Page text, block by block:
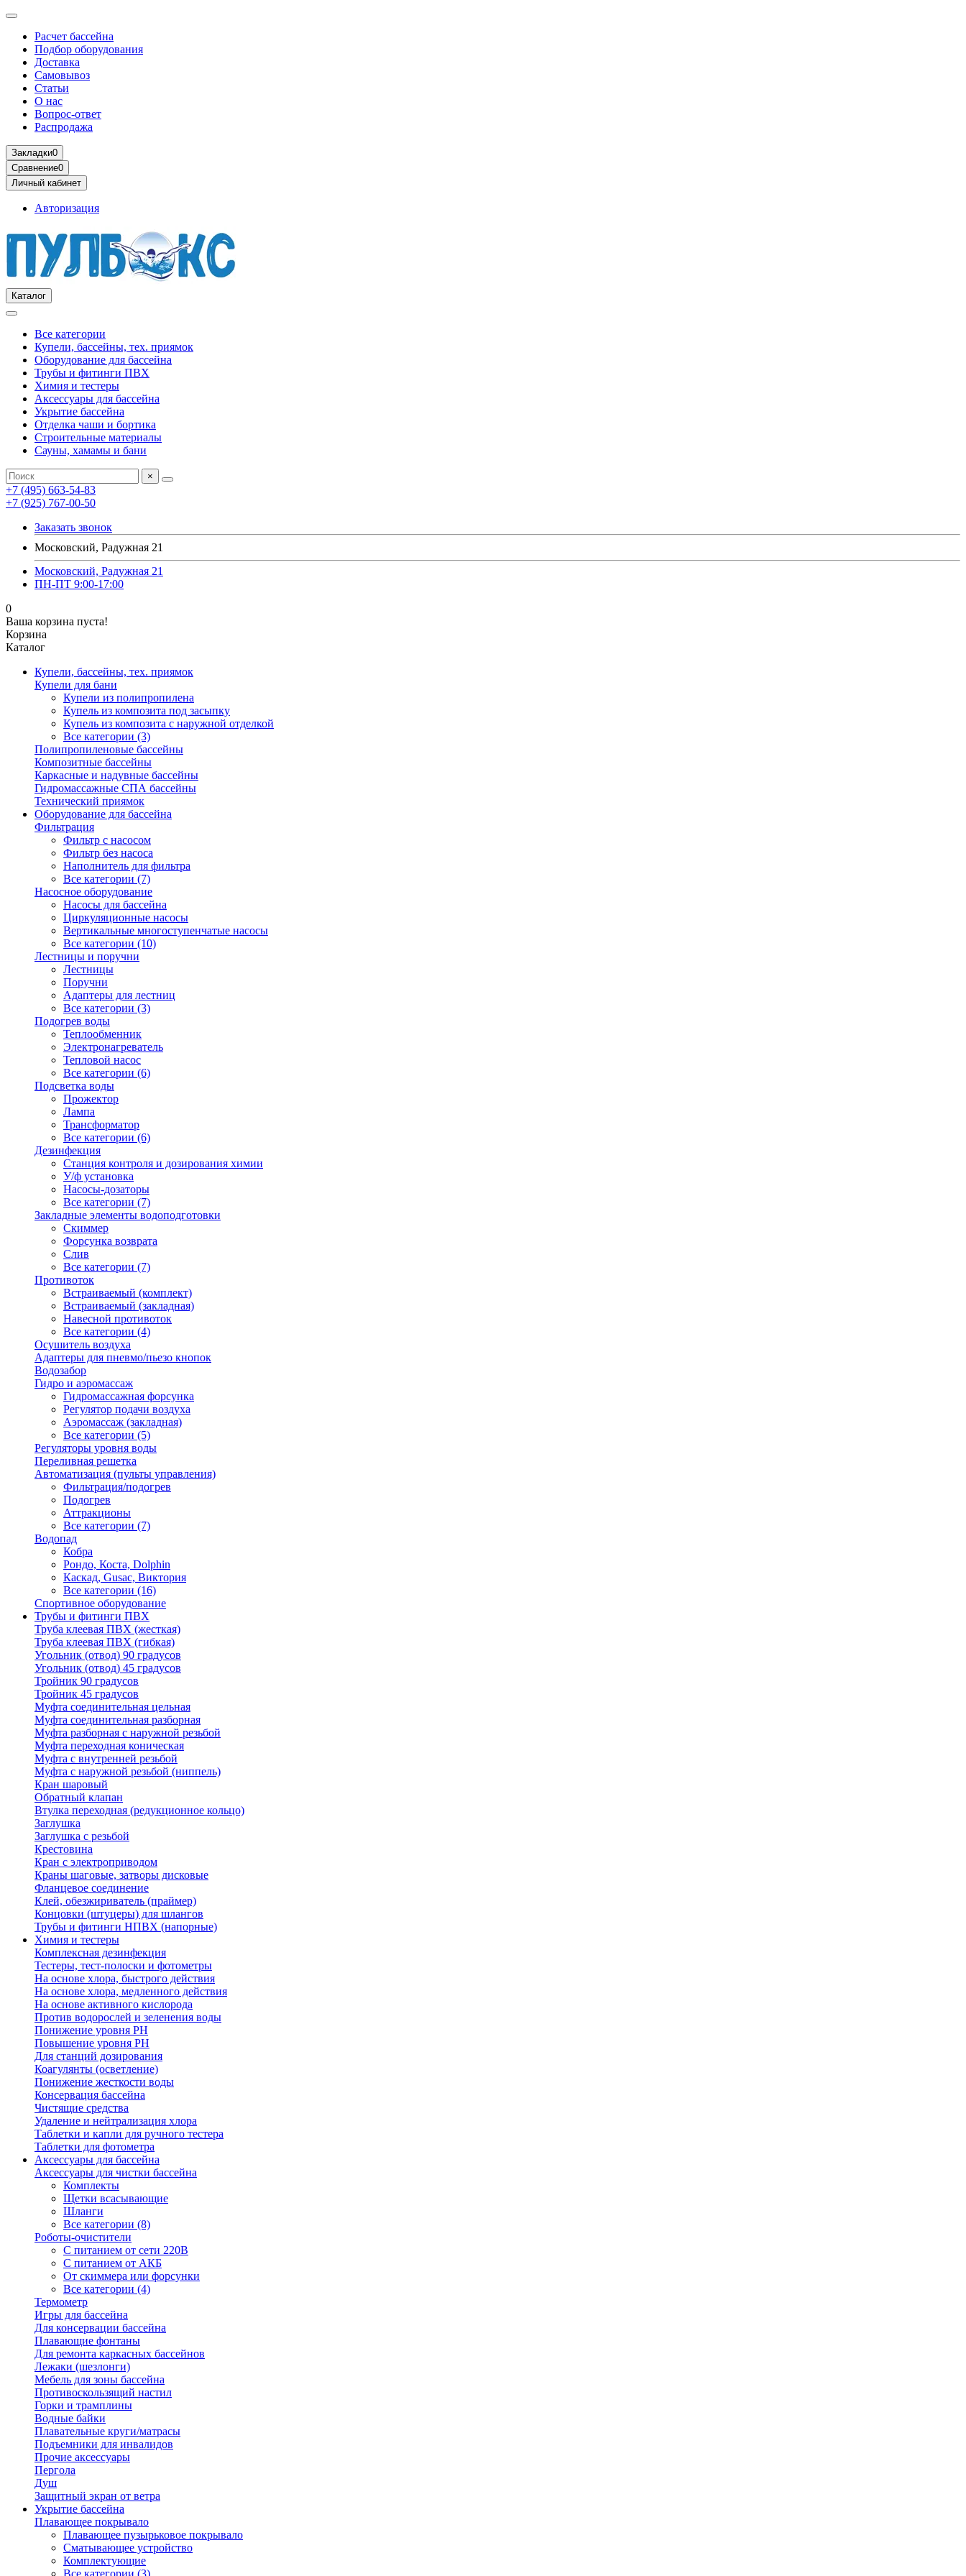
Расчет бассейна
Подбор оборудования
Доставка
Самовывоз
Статьи
О нас
Вопрос-ответ
Распродажа
Закладки0
Сравнение0
Личный кабинет
Авторизация
Каталог
Все категории
Купели, бассейны, тех. приямок
Оборудование для бассейна
Трубы и фитинги ПВХ
Химия и тестеры
Аксессуары для бассейна
Укрытие бассейна
Отделка чаши и бортика
Строительные материалы
Сауны, хамамы и бани
×
+7 (495) 663-54-83
+7 (925) 767-00-50
Заказать звонок
Московский, Радужная 21
Московский, Радужная 21
ПН-ПТ 9:00-17:00
0
Ваша корзина пуста!
Корзина
Каталог
Купели, бассейны, тех. приямок
Купели для бани
Купели из полипропилена
Купель из композита под засыпку
Купель из композита с наружной отделкой
Все категории (3)
Полипропиленовые бассейны
Композитные бассейны
Каркасные и надувные бассейны
Гидромассажные СПА бассейны
Технический приямок
Оборудование для бассейна
Фильтрация
Фильтр с насосом
Фильтр без насоса
Наполнитель для фильтра
Все категории (7)
Насосное оборудование
Насосы для бассейна
Циркуляционные насосы
Вертикальные многоступенчатые насосы
Все категории (10)
Лестницы и поручни
Лестницы
Поручни
Адаптеры для лестниц
Все категории (3)
Подогрев воды
Теплообменник
Электронагреватель
Тепловой насос
Все категории (6)
Подсветка воды
Прожектор
Лампа
Трансформатор
Все категории (6)
Дезинфекция
Станция контроля и дозирования химии
У/ф установка
Насосы-дозаторы
Все категории (7)
Закладные элементы водоподготовки
Скиммер
Форсунка возврата
Слив
Все категории (7)
Противоток
Встраиваемый (комплект)
Встраиваемый (закладная)
Навесной противоток
Все категории (4)
Осушитель воздуха
Адаптеры для пневмо/пьезо кнопок
Водозабор
Гидро и аэромассаж
Гидромассажная форсунка
Регулятор подачи воздуха
Аэромассаж (закладная)
Все категории (5)
Регуляторы уровня воды
Переливная решетка
Автоматизация (пульты управления)
Фильтрация/подогрев
Подогрев
Аттракционы
Все категории (7)
Водопад
Кобра
Рондо, Коста, Dolphin
Каскад, Gusac, Виктория
Все категории (16)
Спортивное оборудование
Трубы и фитинги ПВХ
Труба клеевая ПВХ (жесткая)
Труба клеевая ПВХ (гибкая)
Угольник (отвод) 90 градусов
Угольник (отвод) 45 градусов
Тройник 90 градусов
Тройник 45 градусов
Муфта соединительная цельная
Муфта соединительная разборная
Муфта разборная с наружной резьбой
Муфта переходная коническая
Муфта с внутренней резьбой
Муфта с наружной резьбой (ниппель)
Кран шаровый
Обратный клапан
Втулка переходная (редукционное кольцо)
Заглушка
Заглушка с резьбой
Крестовина
Кран с электроприводом
Краны шаговые, затворы дисковые
Фланцевое соединение
Клей, обезжириватель (праймер)
Концовки (штуцеры) для шлангов
Трубы и фитинги НПВХ (напорные)
Химия и тестеры
Комплексная дезинфекция
Тестеры, тест-полоски и фотометры
На основе хлора, быстрого действия
На основе хлора, медленного действия
На основе активного кислорода
Против водорослей и зеленения воды
Понижение уровня РН
Повышение уровня РН
Для станций дозирования
Коагулянты (осветление)
Понижение жесткости воды
Консервация бассейна
Чистящие средства
Удаление и нейтрализация хлора
Таблетки и капли для ручного тестера
Таблетки для фотометра
Аксессуары для бассейна
Аксессуары для чистки бассейна
Комплекты
Щетки всасывающие
Шланги
Все категории (8)
Роботы-очистители
С питанием от сети 220В
С питанием от АКБ
От скиммера или форсунки
Все категории (4)
Термометр
Игры для бассейна
Для консервации бассейна
Плавающие фонтаны
Для ремонта каркасных бассейнов
Лежаки (шезлонги)
Мебель для зоны бассейна
Противоскользящий настил
Горки и трамплины
Водные байки
Плавательные круги/матрасы
Подъемники для инвалидов
Прочие аксессуары
Пергола
Душ
Защитный экран от ветра
Укрытие бассейна
Плавающее покрывало
Плавающее пузырьковое покрывало
Сматывающее устройство
Комплектующие
Все категории (3)